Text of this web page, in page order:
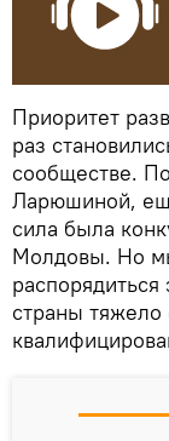
Приоритет
раз
сообществе.
Ларюшиной,
сила была
Молдовы. Но
страны тяжело